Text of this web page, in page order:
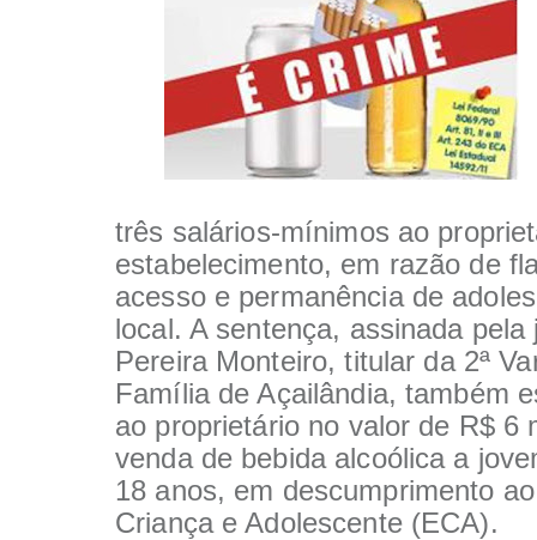
três salários-mínimos ao
estabelecimento, em razão de
acesso e permanência de
local. A sentença, assinada pela
Pereira Monteiro, titular da 2ª
Família de Açailândia, também
ao proprietário no valor de R$ 6
venda de bebida alcoólica a
18 anos, em descumprimento
Criança e Adolescente (ECA).